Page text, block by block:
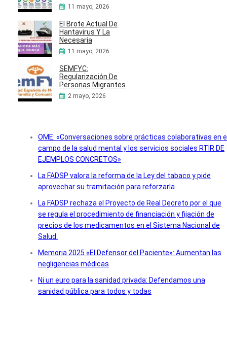
11 mayo, 2026
El Brote Actual De
Hantavirus Y La
Necesaria
11 mayo, 2026
SEMFYC:
Regularización De
Personas Migrantes
2 mayo, 2026
OME: «Conversaciones sobre prácticas colaborativas en
campo de la salud mental y los servicios sociales RTIR DE
EJEMPLOS CONCRETOS»
La FADSP valora la reforma de la Ley del tabaco y pide
aprovechar su tramitación para reforzarla
La FADSP rechaza el Proyecto de Real Decreto por el que
se regula el procedimiento de financiación y fijación de
precios de los medicamentos en el Sistema Nacional de
Salud.
Memoria 2025 «El Defensor del Paciente»: Aumentan las
negligencias médicas
Ni un euro para la sanidad privada: Defendamos una
sanidad pública para todos y todas